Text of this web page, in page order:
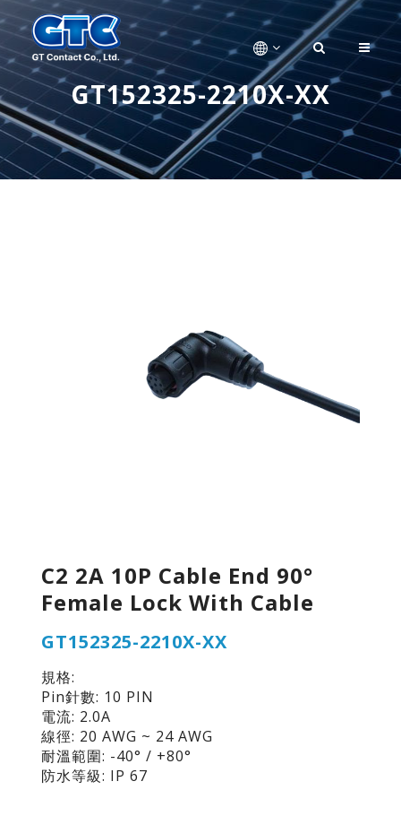
GT152325-2210X-XX
C2 2A 10P Cable End 90°
Female Lock With Cable
GT152325-2210X-XX
規格:
Pin針數: 10 PIN
電流: 2.0A
線徑: 20 AWG ~ 24 AWG
耐溫範圍: -40° / +80°
防水等級: IP 67